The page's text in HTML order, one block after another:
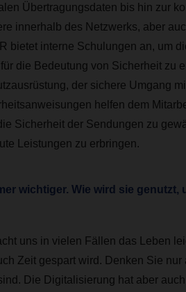
Übertragungsdaten bis hin zur
innerhalb des Netzwerks, aber
bietet interne Schulungen an, um
die Bedeutung von Sicherheit zu
der sichere Umgang
helfen dem
Sicherheit der Sendungen zu
Leistungen zu erbringen.
wichtiger. Wie wird sie genutzt,
uns in vielen Fällen das Leben
Zeit gespart wird. Denken Sie
Die Digitalisierung hat aber